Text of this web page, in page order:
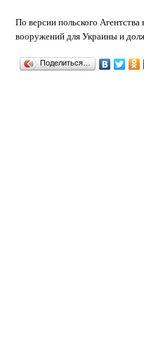
По версии польского
вооружений для Украины и
Поделиться…